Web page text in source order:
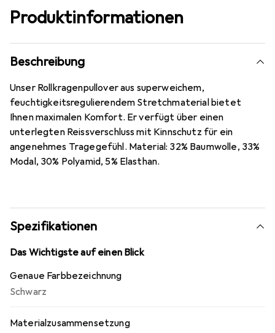
Produktinformationen
Beschreibung
Unser Rollkragenpullover aus superweichem,
feuchtigkeitsregulierendem Stretchmaterial bietet
Ihnen maximalen Komfort. Er verfügt über einen
unterlegten Reissverschluss mit Kinnschutz für ein
angenehmes Tragegefühl. Material: 32% Baumwolle, 33%
Modal, 30% Polyamid, 5% Elasthan.
Spezifikationen
Das Wichtigste auf einen Blick
Genaue Farbbezeichnung
Schwarz
Materialzusammensetzung